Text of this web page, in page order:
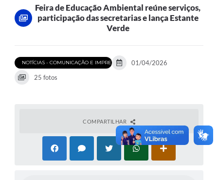
Feira de Educação Ambiental reúne serviços,
participação das secretarias e lança Estante
Verde
NOTÍCIAS - COMUNICAÇÃO E IMPRENSA
01/04/2026
25 fotos
COMPARTILHAR